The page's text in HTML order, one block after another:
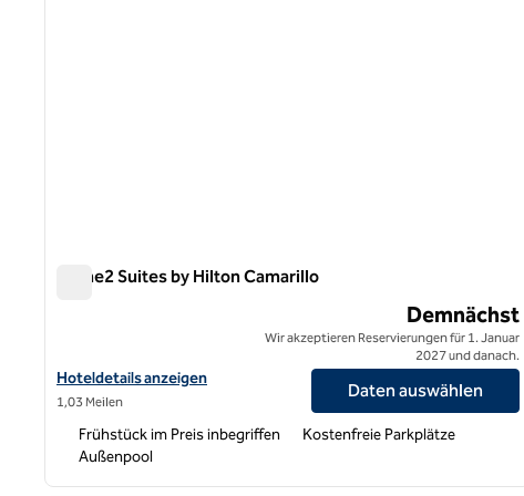
Home2 Suites by Hilton Camarillo
Hoteldetails für Home2 Suites by Hilton Camarillo anzeigen
Hoteldetails anzeigen
1,03 Meilen
Demnächst
Wir akzeptieren Reservierungen für 1. Januar
2027 und danach.
Daten auswählen
Frühstück im Preis inbegriffen
Kostenfreie Parkplätze
Außenpool